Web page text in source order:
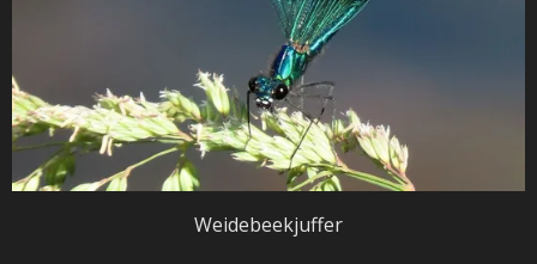
Weidebeekjuffer